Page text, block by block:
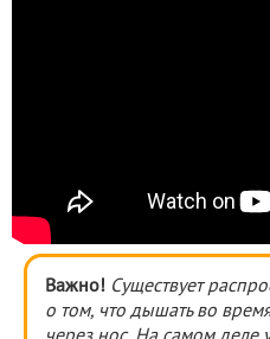
Важно! Существует
о том, что дышать во